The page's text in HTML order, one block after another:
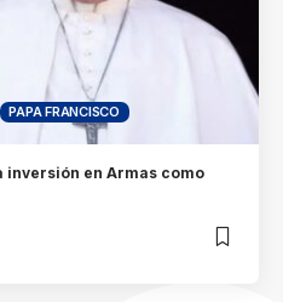
PAPA FRANCISCO
inversión en Armas como